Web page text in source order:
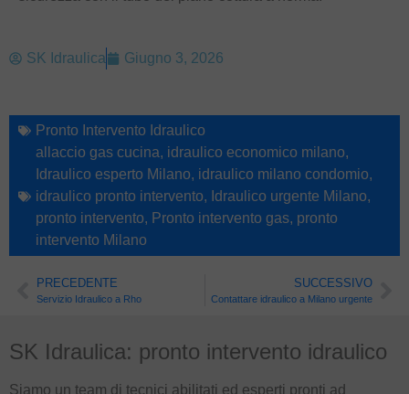
SK Idraulica Giugno 3, 2026
Pronto Intervento Idraulico
allaccio gas cucina, idraulico economico milano,
Idraulico esperto Milano, idraulico milano condomio,
idraulico pronto intervento, Idraulico urgente Milano,
pronto intervento, Pronto intervento gas, pronto
intervento Milano
PRECEDENTE
Servizio Idraulico a Rho
SUCCESSIVO
Contattare idraulico a Milano urgente
SK Idraulica: pronto intervento idraulico
Siamo un team di tecnici abilitati ed esperti pronti ad